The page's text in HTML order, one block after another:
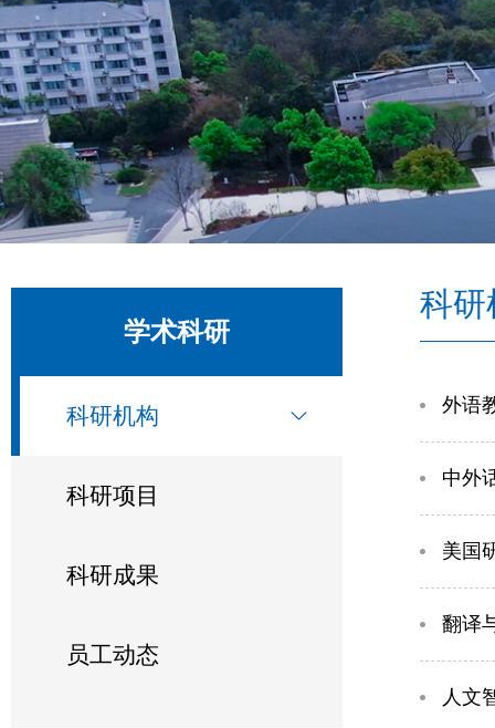
学术科研
科研机构
科研项目
科研成果
员工动态
科研
外语
中外
美国
翻译
人文